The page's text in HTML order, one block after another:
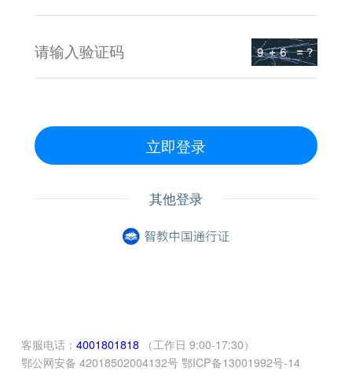
立即登录
其他登录
客服电话：4001801818 （工作日 9:00-17:30）
鄂公网安备 42018502004132号 鄂ICP备13001992号-14